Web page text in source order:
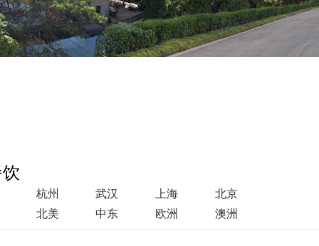
杭州 武汉 上海
北京
北美
中东 欧洲 澳洲